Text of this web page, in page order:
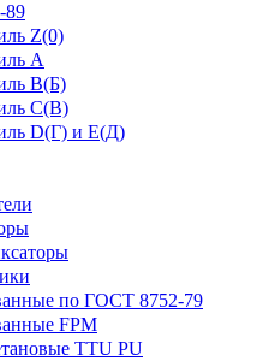
89
Z(0)
А
В(Б)
С(В)
D(Г) и E(Д)
по ГОСТ 8752-79
FPM
TTU PU